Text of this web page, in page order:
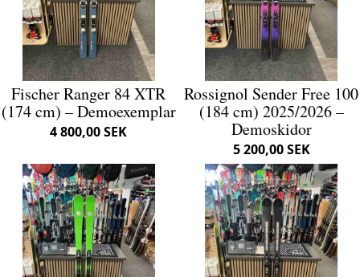
Fischer Ranger 84 XTR
(174 cm) – Demoexemplar
4 800,00 SEK
Rossignol Sender Free 100
(184 cm) 2025/2026 –
Demoskidor
5 200,00 SEK